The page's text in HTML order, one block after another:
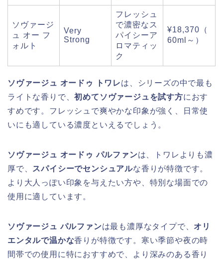
ソヴァージ
ュ オー フ
ォルト
Very
Strong
フレッシュ
で濃密なス
パイシーア
ロマティッ
ク
¥18,370（
60ml～）
ソヴァージュ オードゥ トワレは、シリーズの中で最も
ライトな香りで、初めてソヴァージュを試す方におす
すめです。フレッシュで爽やかな印象が強く、日常使
いにも適している濃度といえるでしょう。
ソヴァージュ オードゥ パルファンは、トワレよりも濃
厚で、 スパイシーでセンシュアルな香りが特徴です。
より大人っぽい印象を与えたい方や、特別な場面での
使用に適しています。
ソヴァージュ パルファンは最も濃厚なタイプで、 オリ
エンタルで温かな香りが特徴です。寒い季節や夜の時
間帯での使用に特におすすめで、より深みのある香り